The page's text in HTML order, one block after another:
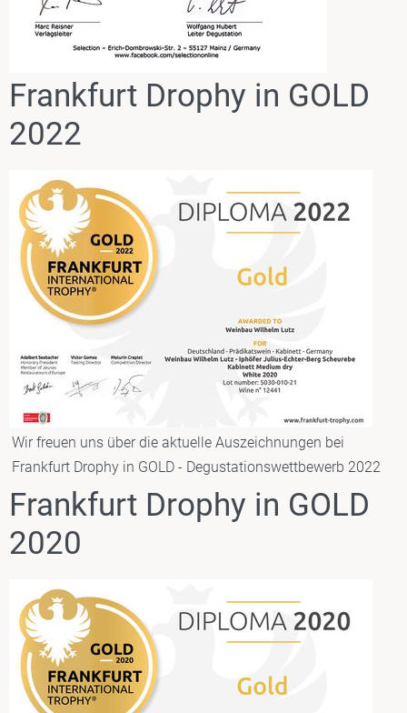
Frankfurt Drophy in GOLD
2022
Wir freuen uns über die aktuelle Auszeichnungen bei
Frankfurt Drophy in GOLD - Degustationswettbewerb 2022
Frankfurt Drophy in GOLD
2020